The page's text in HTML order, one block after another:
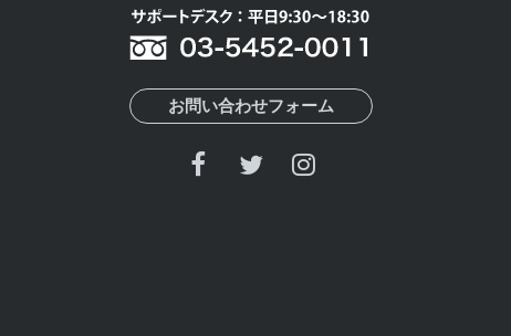
お問い合わせフォーム